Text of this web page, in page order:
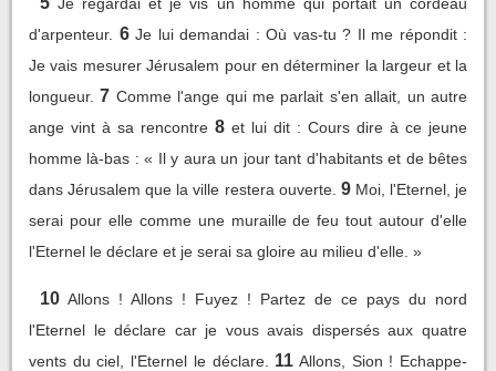
d'arpenteur. 6 Je lui demandai : Où vas-tu ? Il me répondit :
Je vais mesurer Jérusalem pour en déterminer la largeur et la
longueur. 7 Comme l'ange qui me parlait s'en allait, un autre
ange vint à sa rencontre 8 et lui dit : Cours dire à ce jeune
homme là-bas : « Il y aura un jour tant d'habitants et de bêtes
dans Jérusalem que la ville restera ouverte. 9 Moi, l'Eternel, je
serai pour elle comme une muraille de feu tout autour d'elle
l'Eternel le déclare et je serai sa gloire au milieu d'elle. »
10 Allons ! Allons ! Fuyez ! Partez de ce pays du nord
l'Eternel le déclare car je vous avais dispersés aux quatre
vents du ciel, l'Eternel le déclare.
11 Allons, Sion ! Echappe-